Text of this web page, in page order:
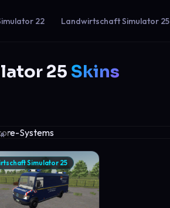
22 Landwirtschaft Simulator 25
25 Skins
Simulator 25